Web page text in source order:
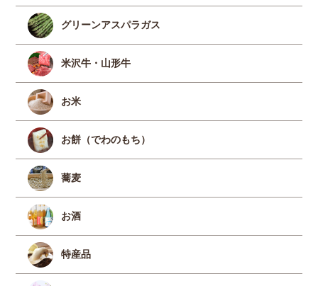
グリーンアスパラガス
米沢牛・山形牛
お米
お餅（でわのもち）
蕎麦
お酒
特産品